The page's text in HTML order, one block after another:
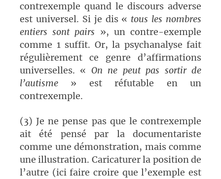
contrexemple quand le discours adverse
est universel. Si je dis « tous les nombres
entiers sont pairs », un contre-exemple
comme 1 suffit. Or, la psychanalyse fait
régulièrement ce genre d’affirmations
universelles. « On ne peut pas sortir de
l’autisme » est réfutable en un
contrexemple.
(3) Je ne pense pas que le contrexemple
ait été pensé par la documentariste
comme une démonstration, mais comme
une illustration. Caricaturer la position de
l’autre (ici faire croire que l’exemple est